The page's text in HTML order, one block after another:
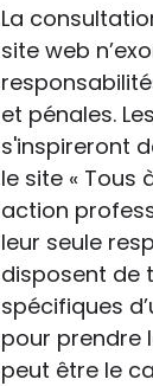
La
site web
et pénales.
s'inspireront
le site « Tous
action
leur seule
disposent de
spécifiques
pour prendre
peut être le